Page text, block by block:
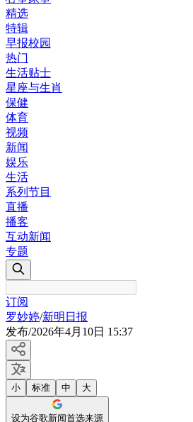
精选
特辑
早报校园
热门
生活贴士
星座与生肖
保健
体育
视频
新闻
娱乐
生活
系列节目
直播
播客
互动新闻
专题
订阅
罗妙婷/新明日报
发布/2026年4月10日 15:37
小 标准 中 大
设为谷歌新闻首选来源